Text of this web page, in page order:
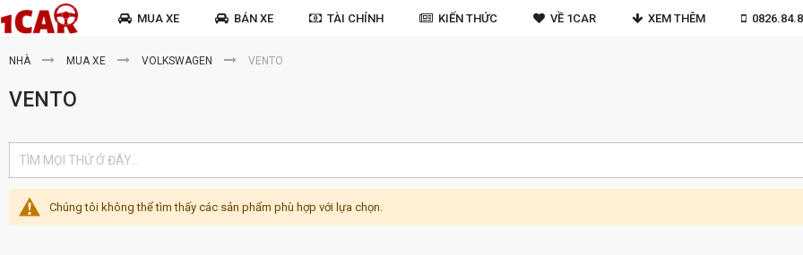
MUA XE BÁN XE TÀI CHÍNH KIẾN THỨC VỀ 1CAR XEM THÊM
NHÀ MUA XE VOLKSWAGEN VENTO
VENTO
Chúng tôi không thể tìm thấy các sản phẩm phù hợp với lựa chọn.